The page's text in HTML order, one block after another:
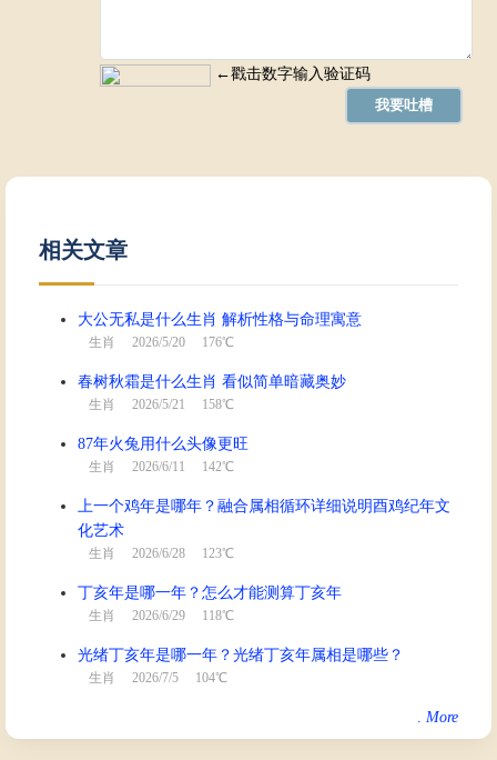
相关文章
大公无私是什么生肖 解析性格与命理寓意
生肖 2026/5/20 176℃
春树秋霜是什么生肖 看似简单暗藏奥妙
生肖 2026/5/21 158℃
87年火兔用什么头像更旺
生肖 2026/6/11 142℃
上一个鸡年是哪年？融合属相循环详细说明酉鸡纪年文
化艺术
生肖 2026/6/28 123℃
丁亥年是哪一年？怎么才能测算丁亥年
生肖 2026/6/29 118℃
光绪丁亥年是哪一年？光绪丁亥年属相是哪些？
生肖 2026/7/5 104℃
More
.